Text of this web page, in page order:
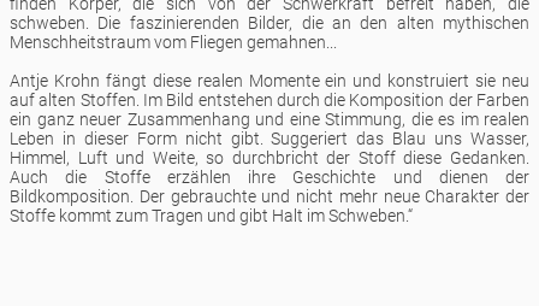
finden Körper, die sich von der Schwerkraft befreit haben, die
schweben. Die faszinierenden Bilder, die an den alten mythischen
Menschheitstraum vom Fliegen gemahnen...
Antje Krohn fängt diese realen Momente ein und konstruiert sie neu
auf alten Stoffen. Im Bild entstehen durch die Komposition der Farben
ein ganz neuer Zusammenhang und eine Stimmung, die es im realen
Leben in dieser Form nicht gibt. Suggeriert das Blau uns Wasser,
Himmel, Luft und Weite, so durchbricht der Stoff diese Gedanken.
Auch die Stoffe erzählen ihre Geschichte und dienen der
Bildkomposition. Der gebrauchte und nicht mehr neue Charakter der
Stoffe kommt zum Tragen und gibt Halt im Schweben.“